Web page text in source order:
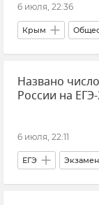
6 июля, 22:36
Крым
Совет эксперта
Связь
Электричество
Названо
России на
6 июля, 22:11
ЕГЭ
Россия